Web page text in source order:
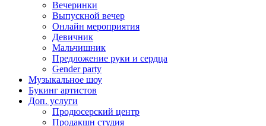
Вечеринки
Выпускной вечер
Онлайн мероприятия
Девичник
Мальчишник
Предложение руки и сердца
Gender party
Музыкальное шоу
Букинг артистов
Доп. услуги
Продюсерский центр
Продакшн студия